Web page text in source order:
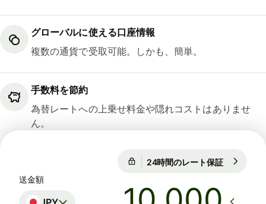
グローバルに使える口座情報
複数の通貨で受取可能。しかも、簡単。
手数料を節約
為替レートへの上乗せ料金や隠れコストはありませ
ん。
24時間のレート保証
送金額